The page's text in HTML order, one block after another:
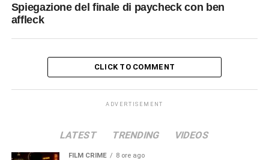
Spiegazione del finale di paycheck con ben
affleck
CLICK TO COMMENT
ADVERTISEMENT
LATEST TRENDING VIDEOS
FILM CRIME 8 ore ago